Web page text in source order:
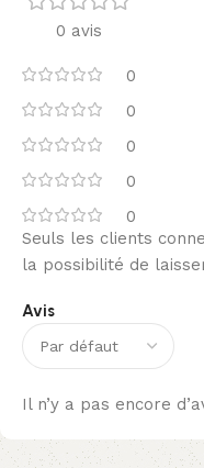
0 avis
0
0
0
0
0
Avis
Il n’y a pas encore
Seuls les clients
la possibilité de